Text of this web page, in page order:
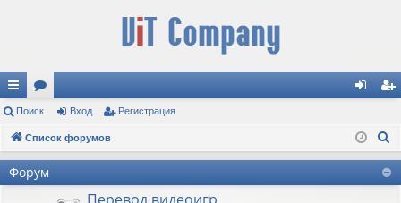
с
ы
лк
ор
ум д ис
тр
Поиск Вход Регистрация
Список форумов
Форум